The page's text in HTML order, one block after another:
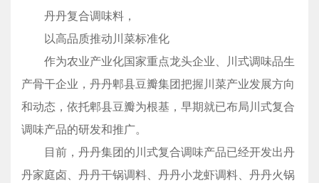
丹丹复合调味料，
以高品质推动川菜标准化
作为农业产业化国家重点龙头企业、川式调味品生
产骨干企业，丹丹郫县豆瓣集团把握川菜产业发展方向
和动态，依托郫县豆瓣为根基，早期就已布局川式复合
调味产品的研发和推广。
目前，丹丹集团的川式复合调味产品已经开发出丹
丹家庭卤、丹丹干锅调料、丹丹小龙虾调料、丹丹火锅